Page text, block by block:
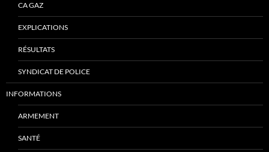
CA GAZ
EXPLICATIONS
RÉSULTATS
SYNDICAT DE POLICE
INFORMATIONS
ARMEMENT
SANTÉ